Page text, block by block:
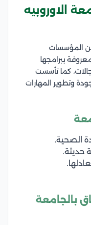
الاوروبيه
المؤسسات
ببرامجها
كما تأسست
وتطوير المهارات
الصحية.
حديثة.
بالجامعة